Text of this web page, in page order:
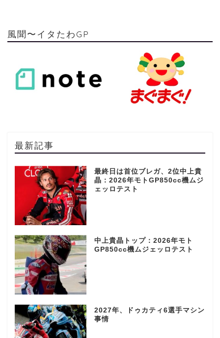
風聞〜イタたわGP
最新記事
最終日は首位ブレガ、2位中上貴
晶：2026年モトGP850cc機ムジ
ェッロテスト
中上貴晶トップ：2026年モト
GP850cc機ムジェッロテスト
2027年、ドゥカティ6選手マシン
事情